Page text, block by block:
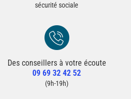
sécurité sociale
Redirection vers la page Contact du site
Des conseillers à votre écoute
09 69 32 42 52
Contacter un conseiller
(9h-19h)